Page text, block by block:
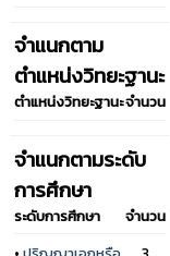
จำแนกตาม
ตำแหน่งวิทยะฐานะ
ตำแหน่งวิทยะฐานะจำนวน
จำแนกตามระดับ
การศึกษา
ระดับการศึกษา
จำนวน